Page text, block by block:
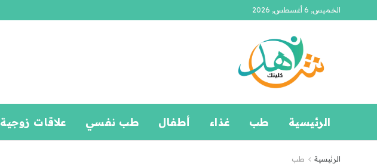
الخميس, 6 أغسطس, 2026
الرئيسية طب غذاء أطفال طب نفسي علاقات زوجية
الرئيسية طب